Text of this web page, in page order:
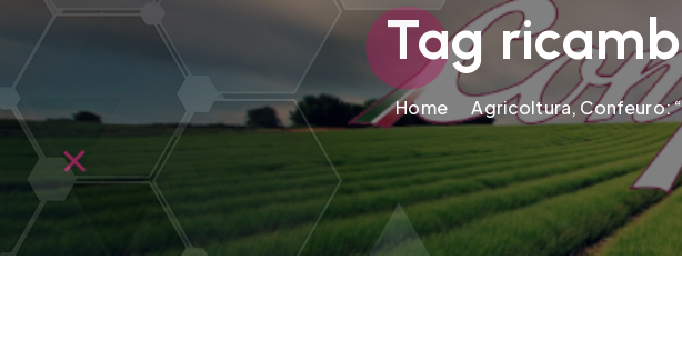
t
Tag
Home Agricoltura, Confeuro: